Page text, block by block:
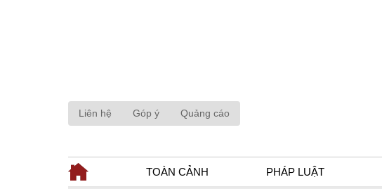
Liên hệ Góp ý Quảng cáo
TOÀN CẢNH PHÁP LUẬT